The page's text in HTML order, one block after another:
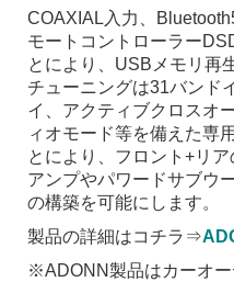
COAXIAL入力、
モートコントローラー
とにより、USBメモリ再
チューニングは31バンド
イ、アクティブクロスオ
ィオモード等を備えた専
とにより、フロント+リ
アンプやパワードサブウ
の構築を可能にします。
製品の詳細はコチラ⇒
※ADONN製品はカーオ